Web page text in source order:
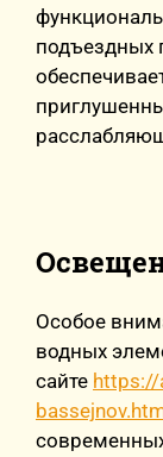
подъездных
Особое
водных
сайте https://